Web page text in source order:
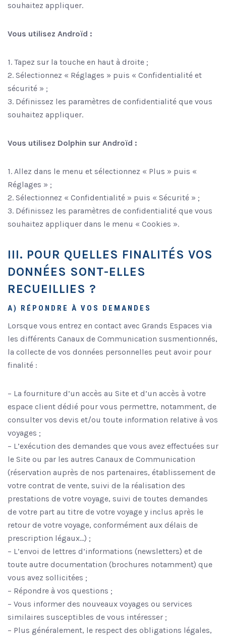
souhaitez appliquer.
Vous utilisez Androïd :
1. Tapez sur la touche en haut à droite ;
2. Sélectionnez « Réglages » puis « Confidentialité et
sécurité » ;
3. Définissez les paramètres de confidentialité que vous
souhaitez appliquer.
Vous utilisez Dolphin sur Androïd :
1. Allez dans le menu et sélectionnez « Plus » puis «
Réglages » ;
2. Sélectionnez « Confidentialité » puis « Sécurité » ;
3. Définissez les paramètres de confidentialité que vous
souhaitez appliquer dans le menu « Cookies ».
III. POUR QUELLES FINALITÉS VOS
DONNÉES SONT-ELLES
RECUEILLIES ?
A) RÉPONDRE À VOS DEMANDES
Lorsque vous entrez en contact avec Grands Espaces via
les différents Canaux de Communication susmentionnés,
la collecte de vos données personnelles peut avoir pour
finalité :
– La fourniture d’un accès au Site et d’un accès à votre
espace client dédié pour vous permettre, notamment, de
consulter vos devis et/ou toute information relative à vos
voyages ;
– L’exécution des demandes que vous avez effectuées sur
le Site ou par les autres Canaux de Communication
(réservation auprès de nos partenaires, établissement de
votre contrat de vente, suivi de la réalisation des
prestations de votre voyage, suivi de toutes demandes
de votre part au titre de votre voyage y inclus après le
retour de votre voyage, conformément aux délais de
prescription légaux…) ;
– L’envoi de lettres d’informations (newsletters) et de
toute autre documentation (brochures notamment) que
vous avez sollicitées ;
– Répondre à vos questions ;
– Vous informer des nouveaux voyages ou services
similaires susceptibles de vous intéresser ;
– Plus généralement, le respect des obligations légales,